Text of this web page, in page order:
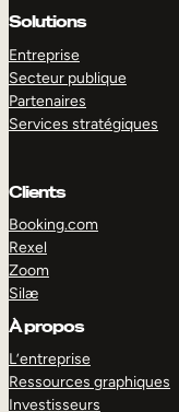
Solutions
Entreprise
Secteur publique
Partenaires
Services stratégiques
Clients
Booking.com
Rexel
Zoom
Silæ
À propos
L’entreprise
Ressources graphiques
Investisseurs